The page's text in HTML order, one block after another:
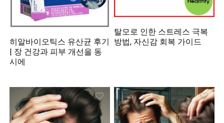
히알바이오틱스 유산균 후기
| 장 건강과 피부 개선을 동
시에
탈모로 인한 스트레스 극복
방법, 자신감 회복 가이드